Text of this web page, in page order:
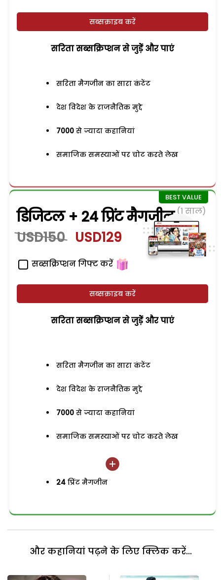
सब्सक्राइब करें
सरिता सब्सक्रिप्शन से जुड़ेें और पाएं
सरिता मैगजीन का सारा कंटेंट
देश विदेश के राजनैतिक मुद्दे
7000 से ज्यादा कहानियां
समाजिक समस्याओं पर चोट करते लेख
डिजिटल + 24 प्रिंट मैगजीन (1 साल)
USD150 USD129
सब्सक्रिप्शन गिफ्ट करें
सब्सक्राइब करें
सरिता सब्सक्रिप्शन से जुड़ेें और पाएं
सरिता मैगजीन का सारा कंटेंट
देश विदेश के राजनैतिक मुद्दे
7000 से ज्यादा कहानियां
समाजिक समस्याओं पर चोट करते लेख
24 प्रिंट मैगजीन
और कहानियां पढ़ने के लिए क्लिक करें...